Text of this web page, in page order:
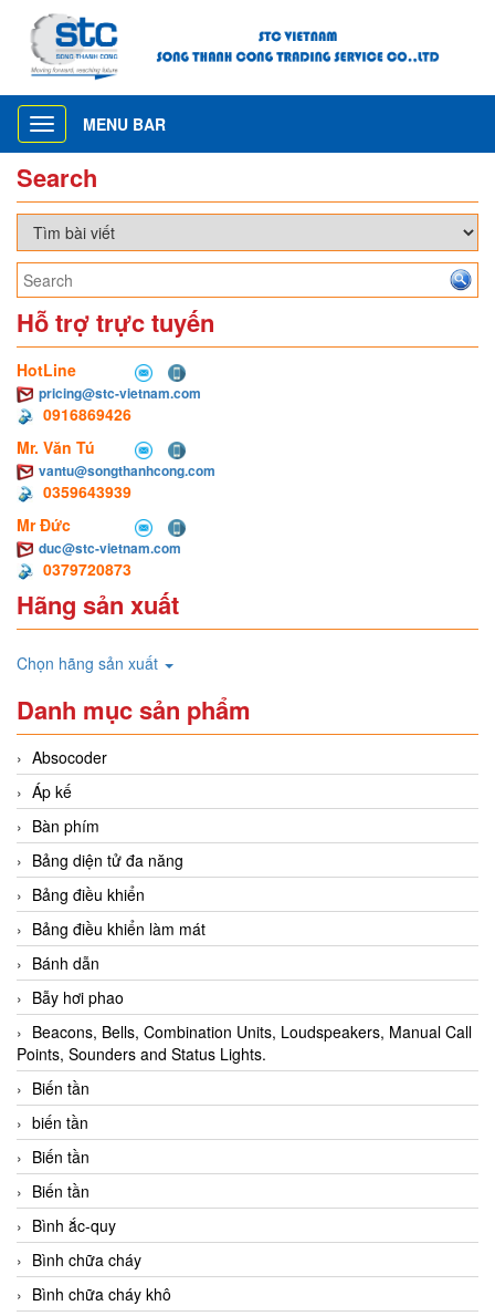
Toggle
navigation
MENU BAR
Search
Hỗ trợ trực tuyến
HotLine
pricing@stc-vietnam.com
0916869426
Mr. Văn Tú
vantu@songthanhcong.com
0359643939
Mr Đức
duc@stc-vietnam.com
0379720873
Hãng sản xuất
Chọn hãng sản xuất
Danh mục sản phẩm
Absocoder
Áp kế
Bàn phím
Bảng diện tử đa năng
Bảng điều khiển
Bảng điều khiển làm mát
Bánh dẫn
Bẫy hơi phao
Beacons, Bells, Combination Units, Loudspeakers, Manual Call
Points, Sounders and Status Lights.
Biến tần
biến tần
Biến tần
Biến tần
Bình ắc-quy
Bình chữa cháy
Bình chữa cháy khô